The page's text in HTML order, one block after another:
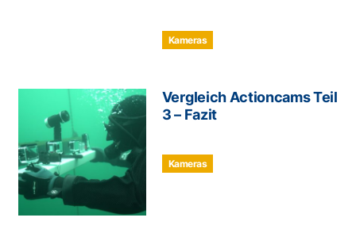
Kameras
Vergleich Actioncams Teil
3 – Fazit
Kameras